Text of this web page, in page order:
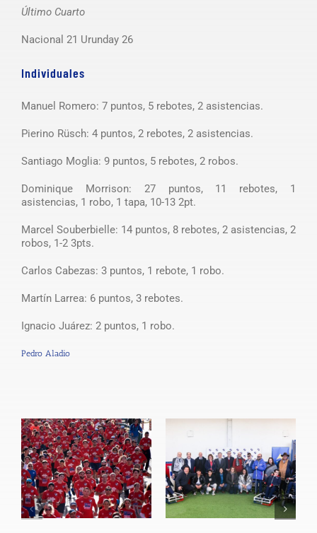
Último Cuarto
Nacional 21 Urunday 26
Individuales
Manuel Romero: 7 puntos, 5 rebotes, 2 asistencias.
Pierino Rüsch: 4 puntos, 2 rebotes, 2 asistencias.
Santiago Moglia: 9 puntos, 5 rebotes, 2 robos.
Dominique Morrison: 27 puntos, 11 rebotes, 1
asistencias, 1 robo, 1 tapa, 10-13 2pt.
Marcel Souberbielle: 14 puntos, 8 rebotes, 2 asistencias, 2
robos, 1-2 3pts.
Carlos Cabezas: 3 puntos, 1 rebote, 1 robo.
Martín Larrea: 6 puntos, 3 rebotes.
Ignacio Juárez: 2 puntos, 1 robo.
Pedro Aladio